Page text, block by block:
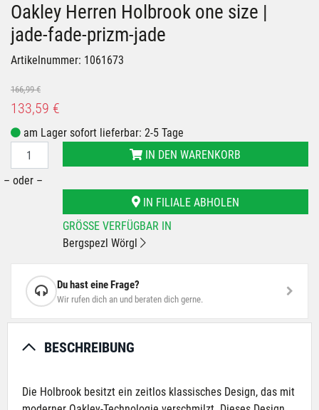
Oakley Herren Holbrook one size |
jade-fade-prizm-jade
Artikelnummer: 1061673
166,99 €
133,59 €
am Lager sofort lieferbar: 2-5 Tage
IN DEN WARENKORB
– oder –
IN FILIALE ABHOLEN
GRÖSSE VERFÜGBAR IN
Bergspezl Wörgl
Du hast eine Frage?
Wir rufen dich an und beraten dich gerne.
BESCHREIBUNG
Die Holbrook besitzt ein zeitlos klassisches Design, das mit